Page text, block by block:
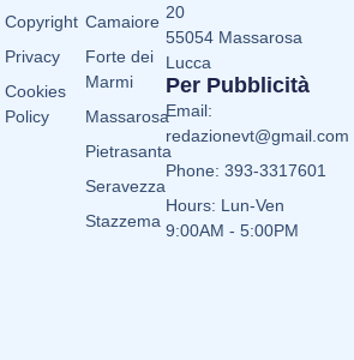
Camaiore
Forte dei
Marmi
Massarosa
Pietrasanta
Seravezza
Stazzema
Copyright
Privacy
Cookies
Policy
20
55054 Massarosa
Lucca
Per Pubblicità
Email:
redazionevt@gmail.com
Phone: 393-3317601
Hours: Lun-Ven
9:00AM - 5:00PM